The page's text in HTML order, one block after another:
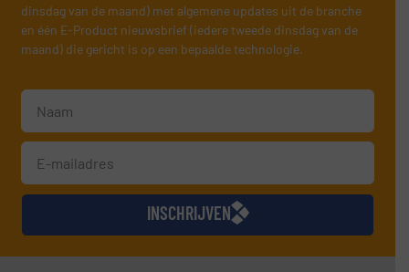
dinsdag van de maand) met algemene updates uit de branche
en één E-Product nieuwsbrief (iedere tweede dinsdag van de
maand) die gericht is op een bepaalde technologie.
INSCHRIJVEN